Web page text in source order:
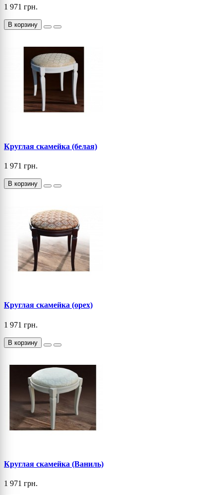
1 971 грн.
В корзину
Круглая скамейка (белая)
1 971 грн.
В корзину
Круглая скамейка (орех)
1 971 грн.
В корзину
Круглая скамейка (Ваниль)
1 971 грн.